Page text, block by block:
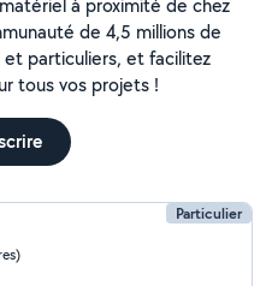
à proximité de chez
de 4,5 millions de
particuliers, et facilitez
tous vos projets !
Particulier